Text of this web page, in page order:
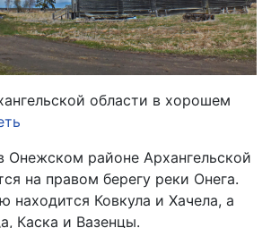
области в хорошем
Онежском районе Архангельской
на правом берегу реки Онега.
находится Ковкула и Хачела, а
Каска и Вазенцы.